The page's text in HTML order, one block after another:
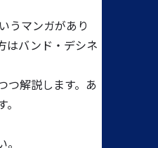
うマンガがあり
はバンド・デシネ
つ解説します。あ